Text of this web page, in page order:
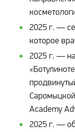
2025 г. —
которое
2025 г. —
Academy
2025 г. —